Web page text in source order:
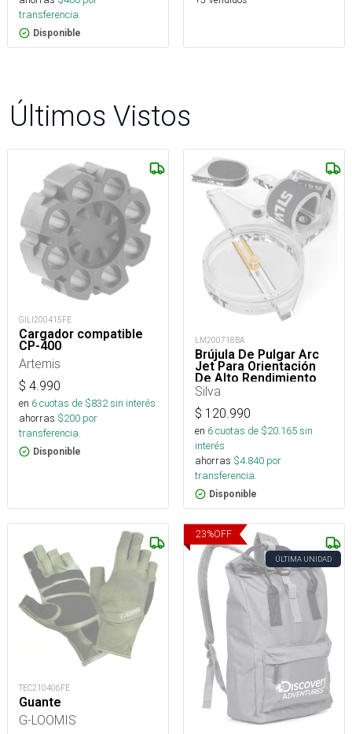
transferencia.
Disponible
Últimos Vistos
GILI200415FE
Cargador compatible
CP-400
Artemis
$ 4.990
en 6cuotas de $832sin interés
ahorras $200 por
transferencia.
Disponible
LM200718BA
Brújula De Pulgar Arc
Jet Para Orientación
De Alto Rendimiento
Silva
$ 120.990
en 6cuotas de $20.165sin
interés
ahorras $4.840 por
transferencia.
Disponible
TEC210406FE
Guante
G-LOOMIS
23%OFF
ÚLTIMA UNIDAD